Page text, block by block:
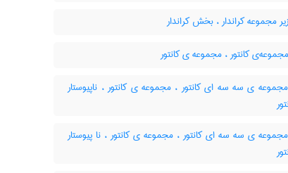
مجموعه کراندار ، بخش کراندار
کانتور ، مجموعه ی کانتور
ی سه سه ای کانتور ، مجموعه ی کانتور ، ناپیوستار
ی سه سه ای کانتور ، مجموعه ی کانتور ، نا پیوستار